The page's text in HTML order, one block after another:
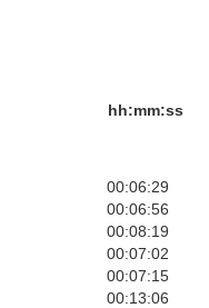
hh:mm:ss
00:06:29
00:06:56
00:08:19
00:07:02
00:07:15
00:13:06